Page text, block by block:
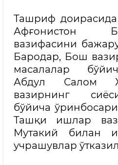
Ташриф
Афғонистон
вазифасини
Бародар, Бош
масалалар
Абдул Салом
вазирнинг
бўйича
Ташқи ишлар
Мутакий билан
учрашувлар